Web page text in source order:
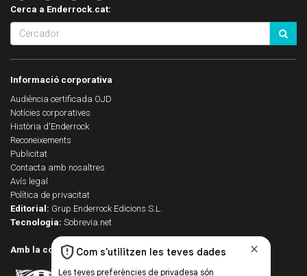
Cerca a Enderrock.cat:
Informació corporativa
Audiència certificada OJD
Notícies corporatives
Història d'Enderrock
Reconeixements
Publicitat
Contacta amb nosaltres
Avís legal
Política de privacitat
Editorial: Grup Enderrock Edicions S.L.
Tecnologia: Sobrevia.net
Amb la col·laboració de: